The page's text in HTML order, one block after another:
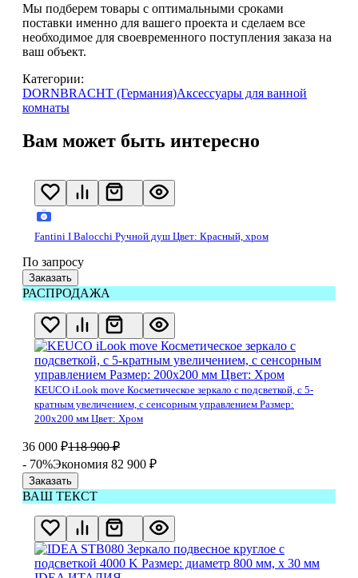
Мы подберем товары с оптимальными сроками
поставки именно для вашего проекта и сделаем все
необходимое для своевременного поступления заказа на
ваш объект.
Категории:
DORNBRACHT (Германия)Аксессуары для ванной
комнаты
Вам может быть интересно
Fantini I Balocchi Ручной душ Цвет: Красный, хром
По запросу
Заказать
РАСПРОДАЖА
KEUCO iLook move Косметическое зеркало с подсветкой, с 5-
кратным увеличением, с сенсорным управлением Размер:
200х200 мм Цвет: Хром
36 000 ₽118 900 ₽
- 70%Экономия 82 900 ₽
Заказать
ВАШ ТЕКСТ